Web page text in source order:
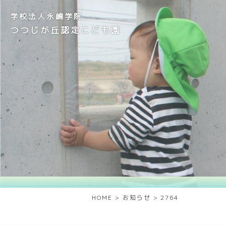
学校法人永嶋学院
つつじが丘認定こども園
HOME > お知らせ > 2764